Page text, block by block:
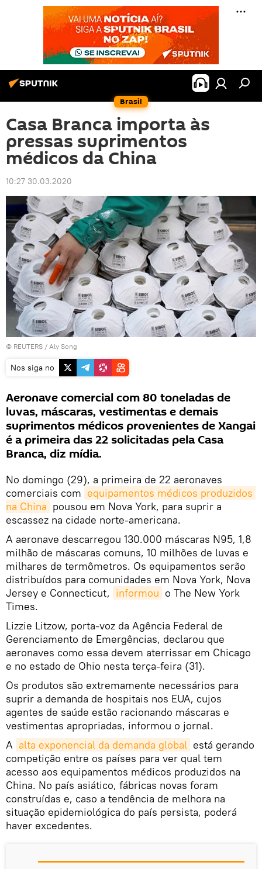
Brasil
Casa Branca importa às
pressas suprimentos
médicos da China
10:27 30.03.2020
© REUTERS / Aly Song
Nos siga no
Aeronave comercial com 80 toneladas de
luvas, máscaras, vestimentas e demais
suprimentos médicos provenientes de Xangai
é a primeira das 22 solicitadas pela Casa
Branca, diz mídia.
No domingo (29), a primeira de 22 aeronaves
comerciais com equipamentos médicos produzidos
na China pousou em Nova York, para suprir a
escassez na cidade norte-americana.
A aeronave descarregou 130.000 máscaras N95, 1,8
milhão de máscaras comuns, 10 milhões de luvas e
milhares de termômetros. Os equipamentos serão
distribuídos para comunidades em Nova York, Nova
Jersey e Connecticut, informou o The New York
Times.
Lizzie Litzow, porta-voz da Agência Federal de
Gerenciamento de Emergências, declarou que
aeronaves como essa devem aterrissar em Chicago
e no estado de Ohio nesta terça-feira (31).
Os produtos são extremamente necessários para
suprir a demanda de hospitais nos EUA, cujos
agentes de saúde estão racionando máscaras e
vestimentas apropriadas, informou o jornal.
A alta exponencial da demanda global está gerando
competição entre os países para ver qual tem
acesso aos equipamentos médicos produzidos na
China. No país asiático, fábricas novas foram
construídas e, caso a tendência de melhora na
situação epidemiológica do país persista, poderá
haver excedentes.